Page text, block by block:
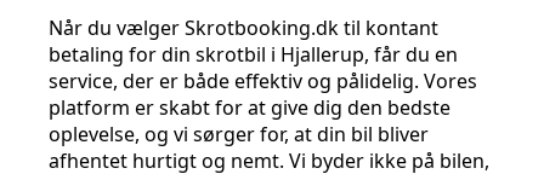
Når du vælger Skrotbooking.dk til kontant
betaling for din skrotbil i Hjallerup, får du en
service, der er både effektiv og pålidelig. Vores
platform er skabt for at give dig den bedste
oplevelse, og vi sørger for, at din bil bliver
afhentet hurtigt og nemt. Vi byder ikke på bilen,